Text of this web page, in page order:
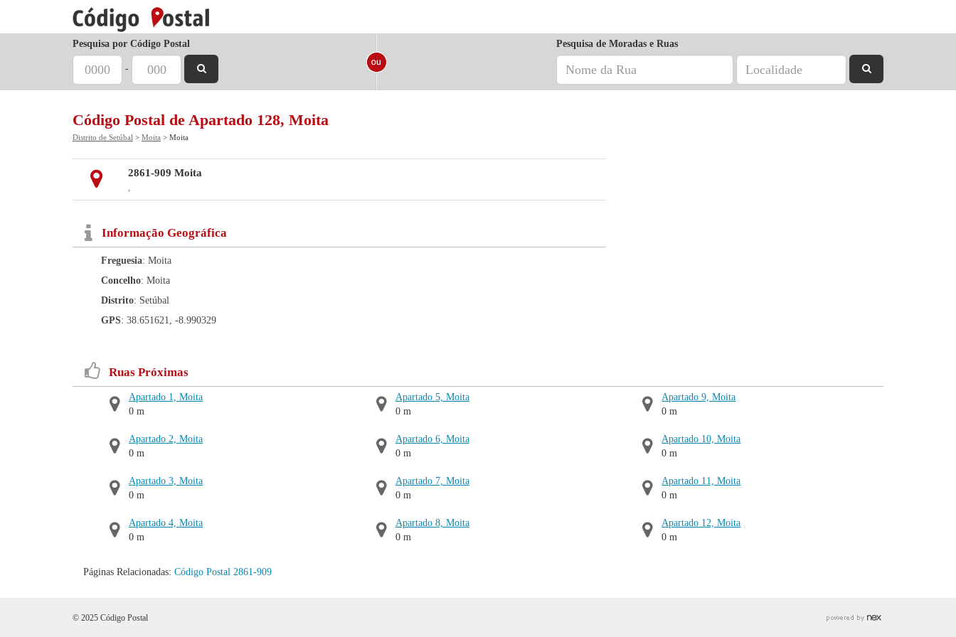
Pesquisa por Código Postal
-
Pesquisa de Moradas e Ruas
Código Postal de Apartado 128, Moita
Distrito de Setúbal > Moita > Moita
2861-909 Moita
,
Informação Geográfica
Freguesia: Moita
Concelho: Moita
Distrito: Setúbal
GPS: 38.651621, -8.990329
Ruas Próximas
Apartado 1, Moita
0 m
Apartado 2, Moita
0 m
Apartado 3, Moita
0 m
Apartado 4, Moita
0 m
Apartado 5, Moita
0 m
Apartado 6, Moita
0 m
Apartado 7, Moita
0 m
Apartado 8, Moita
0 m
Apartado 9, Moita
0 m
Apartado 10, Moita
0 m
Apartado 11, Moita
0 m
Apartado 12, Moita
0 m
Páginas Relacionadas: Código Postal 2861-909
© 2025 Código Postal